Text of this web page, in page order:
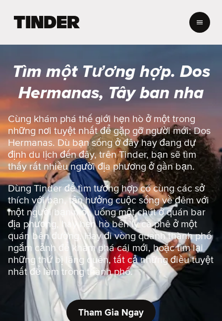
c
ủ
i
n
d
e
r
Tìm một Tương hợp. Dos
Hermanas, Tây ban nha
Cùng khám phá thế giới hẹn hò ở một trong
những nơi tuyệt nhất để gặp gỡ người mới: Dos
Hermanas. Dù bạn sống ở đây hay đang dự
định du lịch đến đây, trên Tinder, bạn sẽ tìm
thấy rất nhiều người địa phương ở gần bạn.
Dùng Tinder để tìm tương hợp có cùng các sở
thích với bạn, tận hưởng cuộc sống về đêm với
một người bạn mới, uống một chút ở quán bar
địa phương, hay hẹn hò bên ly cà phê ở một
quán bên đường. Hay đi vòng quanh thành phố
ngắm cảnh để khám phá cái mới, hoặc tìm lại
những thứ bị lãng quên, tất cả những điều tuyệt
nhất để làm trong thành phố.
Tham Gia Ngay